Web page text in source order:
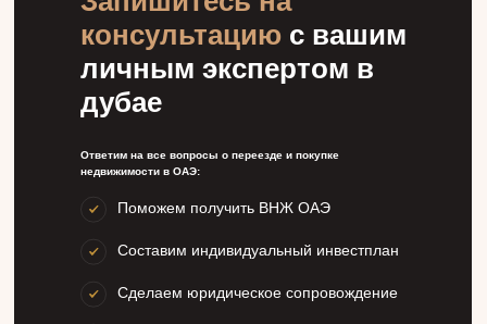
Ответим на все вопросы о переезде и покупке
недвижимости в ОАЭ:
консультацию с вашим
личным экспертом в
дубае
Сделаем юридическое сопровождение
Составим индивидуальный инвестплан
Поможем получить ВНЖ ОАЭ